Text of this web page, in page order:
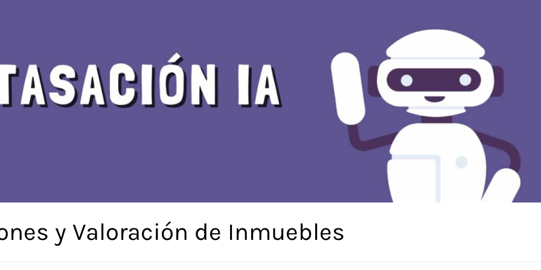
y Valoración de Inmuebles